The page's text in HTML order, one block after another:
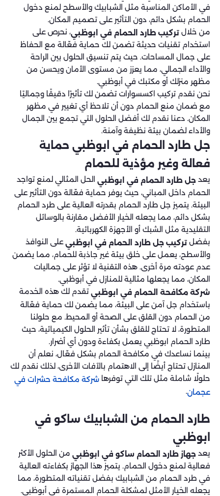
في الأماكن المناسبة مثل الشبابيك والأسطح لمنع دخول
الحمام بشكل دائم، دون التأثير على تصميم المكان.
من خلال تركيب طارد الحمام في ابوظبي، نحرص على
استخدام تقنيات حديثة تضمن لك حماية فعّالة مع الحفاظ
على جمال المساحات. حيث يتم تنسيق الحلول بين الراحة
والأداء الجمالي، مما يعزز من مستوى الأمان ويحسن من
مظهر منزلك أو مكتبك في أبوظبي.
نحن نقدم تركيب اكسسوارات تضمن لك تأثيرًا دقيقًا وجماليًا
مع ضمان منع الحمام دون أن تلاحظ أي تغيير في مظهر
المكان. دعنا نقدم لك أفضل الحلول التي تجمع بين الجمال
والأداء لضمان بيئة نظيفة وآمنة.
جل طارد الحمام في ابوظبي حماية
فعالة وغير مؤذية للحمام
يعد جل طارد الحمام في ابوظبي الحل المثالي لمنع تواجد
الحمام داخل المباني، حيث يوفر حماية فعّالة دون التأثير على
البيئة. يتميز جل طارد الحمام بقدرته العالية على طرد الحمام
بشكل دائم، مما يجعله الخيار الأفضل مقارنة بالوسائل
التقليدية مثل الشبك أو الأجهزة الكهربائية.
بفضل تركيب جل طارد الحمام في ابوظبي على النوافذ
والأسطح، يعمل على خلق بيئة غير جاذبة للحمام، مما يضمن
عدم عودته مرة أخرى. هذه التقنية لا تؤثر على جماليات
المكان، مما يجعلها مثالية للمنازل في أبوظبي.
شركة مكافحة الحمام في ابوظبي تقدم لك هذه الخدمة
باستخدام جل آمن على البيئة، مما يضمن لك حماية فعّالة
من الحمام دون القلق على الصحة أو المحيط. مع حلولنا
المتطورة، لا تحتاج للقلق بشأن تأثير الحلول الكيميائية، حيث
طارد الحمام ابوظبي يعمل بكفاءة ودون أي أضرار.
بينما نساعدك في مكافحة الحمام بشكل فعّال، نعلم أن
المنازل تحتاج أيضًا إلى الاهتمام بالآفات الأخرى، لذلك نقدم لك
حلولًا شاملة مثل تلك التي توفرها شركة مكافحة حشرات في
عجمان.
طارد الحمام من الشبابيك ساكو في
ابوظبي
يعد جهاز طارد الحمام ساكو في ابوظبي من الحلول الأكثر
فعالية لمنع دخول الحمام. يتميز هذا الجهاز بكفاءته العالية
في طرد الحمام من الشبابيك بفضل تقنياته المتطورة، مما
يجعله الخيار الأمثل لمشكلة الحمام المستمرة في أبوظبي.